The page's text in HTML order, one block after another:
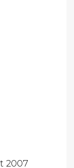
2007